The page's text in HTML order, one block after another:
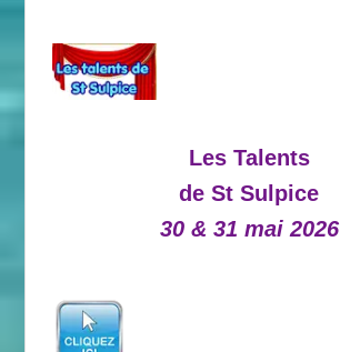
Les Talents
de St Sulpice
30 & 31 mai 2026